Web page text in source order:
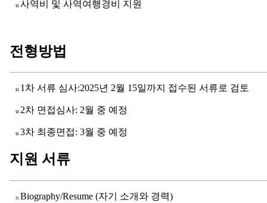
후
기
가
비
탑-
u 사역비 및 사역여행경비 지원
전형방법
u 1 차 서류 심사:2025년 2월 15일까지 접수된 서류로 검토
u 2차 면접심사: 2월 중 예정
u3차 최종면접: 3월 중 예정
지원 서류
u Biography/Resume (자기 소개와 경력)